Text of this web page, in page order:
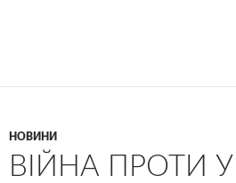
НОВИНИ
ВІЙНА ПРОТИ